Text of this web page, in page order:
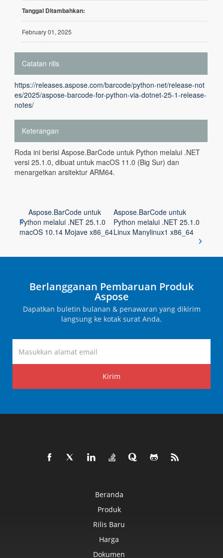
Tanggal Ditambahkan:
February 01, 2025
Catatan rilis
https://releases.aspose.com/barcode/python-net/release-not
es/2025/aspose-barcode-for-python-via-dotnet-25-1-release-
notes/
Keterangan
Roda ini berisi Aspose.BarCode untuk Python melalui .NET
versi 25.1.0, dibuat untuk macOS 11.0 (Big Sur) dan
menargetkan arsitektur ARM64.
Aspose.BarCode untuk
Python melalui .NET 25.1.0
macOS 10.14 Mojave x86_64
Aspose.BarCode untuk
Python melalui .NET 25.1.0
Linux Manylinux1 x86_64
Berlangganan Pembaruan Produk
Aspose
Dapatkan buletin bulanan & penawaran yang dikirim
langsung ke kotak surat Anda.
Kirim
Beranda
Produk
Rilis Baru
Harga
Dokumen